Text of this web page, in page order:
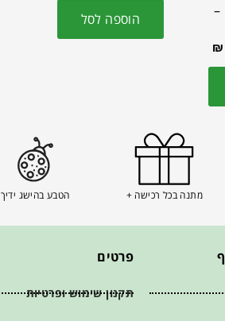
פלקס P – 1000 –
₪
הוספה לסל
מתנה בכל רכישה + הטבע בהישג ידיך
פרטים
תקנון שימוש ופרטיות